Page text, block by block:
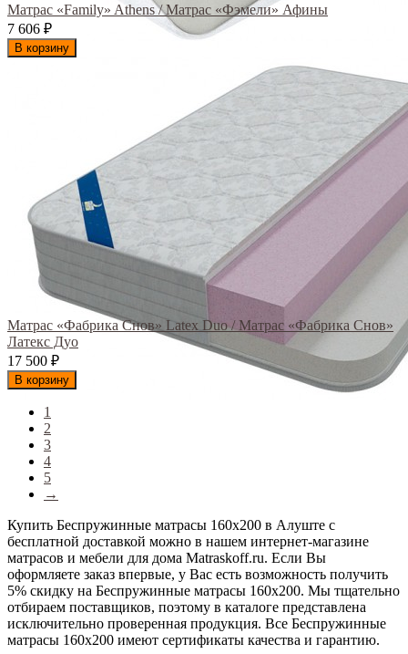
Матрас «Family» Athens / Матрас «Фэмели» Афины
7 606 ₽
В корзину
Матрас «Фабрика Снов» Latex Duo / Матрас «Фабрика Снов»
Латекс Дуо
17 500 ₽
В корзину
1
2
3
4
5
→
Купить Беспружинные матрасы 160х200 в Алуште с
бесплатной доставкой можно в нашем интернет-магазине
матрасов и мебели для дома Matraskoff.ru. Если Вы
оформляете заказ впервые, у Вас есть возможность получить
5% скидку на Беспружинные матрасы 160х200. Мы тщательно
отбираем поставщиков, поэтому в каталоге представлена
исключительно проверенная продукция. Все Беспружинные
матрасы 160х200 имеют сертификаты качества и гарантию.